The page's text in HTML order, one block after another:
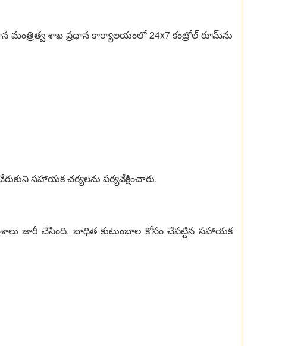
శాఖ ప్రధాన కార్యాలయంలో 24x7 కంట్రోల్ రూమ్‌ను
సహాయక చర్యలను పర్యవేక్షించారు.
జారీ చేసింది. బాధిత కుటుంబాల కోసం చేపట్టిన సహాయక